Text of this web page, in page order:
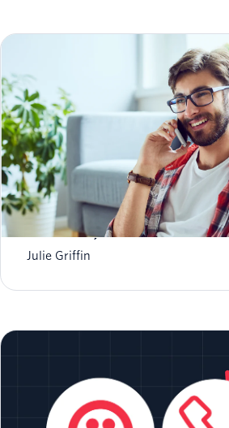
O que é hiperpersonalização?
como começar
Julie Griffin